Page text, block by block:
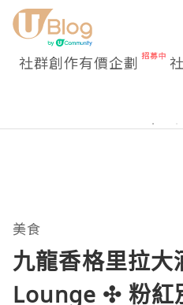
社群創作有價企劃
美食
九龍香格里拉
Lounge ✣ 粉紅